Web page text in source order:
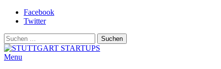
Skip
Facebook
Twitter
Suchen
nach:
Menu